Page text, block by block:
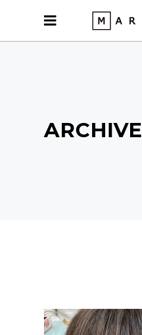
ARCHIVE